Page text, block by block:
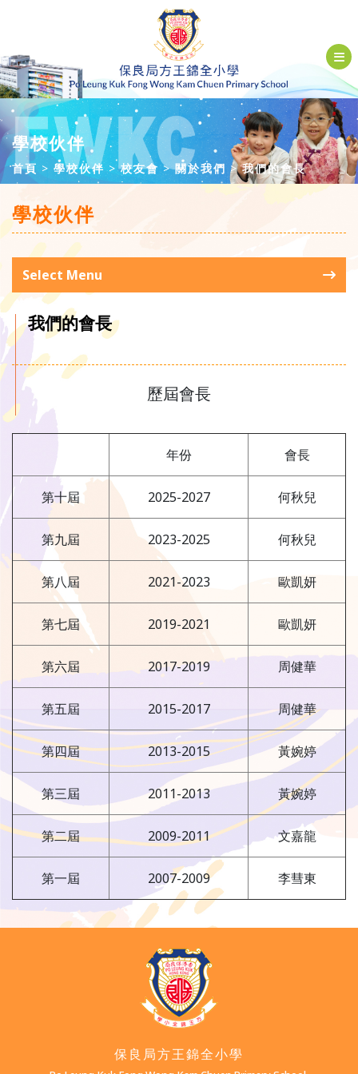
學校伙伴
首頁 學校伙伴 校友會 關於我們 我們的會長
學校伙伴
Select Menu
我們的會長
歷屆會長
年份 會長
第十屆 2025-2027 何秋兒
第九屆 2023-2025 何秋兒
第八屆 2021-2023 歐凱妍
第七屆 2019-2021 歐凱妍
第六屆 2017-2019 周健華
第五屆 2015-2017 周健華
第四屆 2013-2015 黃婉婷
第三屆 2011-2013 黃婉婷
第二屆 2009-2011 文嘉龍
第一屆 2007-2009 李彗東
保良局方王錦全小學